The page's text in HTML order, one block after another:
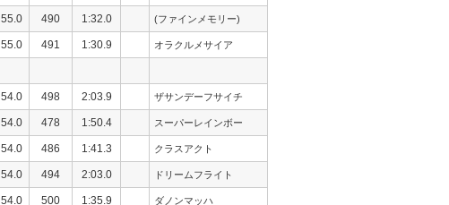
55.0 490 1:32.0 (ファインメモリー)
55.0 491 1:30.9 オラクルメサイア
54.0 498 2:03.9 ザサンデーフサイチ
54.0 478 1:50.4 スーパーレインボー
54.0 486 1:41.3 クラスアクト
54.0 494 2:03.0 ドリームフライト
54.0 500 1:35.9 ダノンマッハ